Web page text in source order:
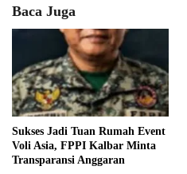
Baca Juga
Sukses Jadi Tuan Rumah Event
Voli Asia, FPPI Kalbar Minta
Transparansi Anggaran